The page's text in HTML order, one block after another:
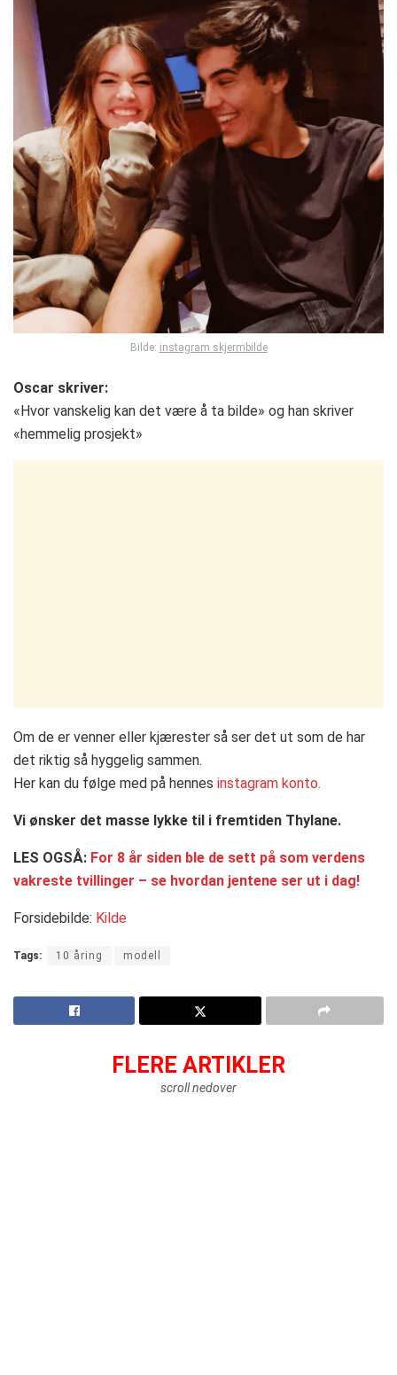
Bilde: instagram skjermbilde
Oscar skriver:
«Hvor vanskelig kan det være å ta bilde» og han skriver
«hemmelig prosjekt»
Om de er venner eller kjærester så ser det ut som de har
det riktig så hyggelig sammen.
Her kan du følge med på hennes instagram konto.
Vi ønsker det masse lykke til i fremtiden Thylane.
LES OGSÅ: For 8 år siden ble de sett på som verdens
vakreste tvillinger – se hvordan jentene ser ut i dag!
Forsidebilde: Kilde
Tags: 10 åring modell
FLERE ARTIKLER
scroll nedover